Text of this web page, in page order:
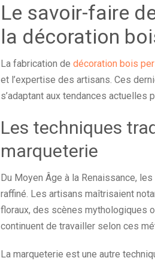
Le savoir-faire
la décoration
La fabrication de décoration bois
et l’expertise des artisans. Ces
s’adaptant aux tendances
Les techniques
marqueterie
Du Moyen Âge à la Renaissance,
raffiné. Les artisans maîtrisaient
floraux, des scènes mythologiques
continuent de travailler selon ces
La marqueterie est une autre